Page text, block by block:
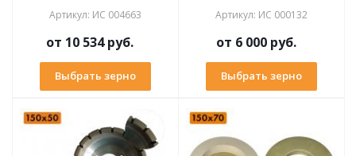
Артикул: ИС 004663
от 10 534 руб.
Выбрать зерно
Артикул: ИС 000132
от 6 000 руб.
Выбрать зерно